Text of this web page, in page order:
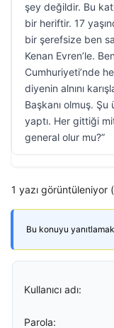
şey değildir. Bu
bir heriftir. 17
bir şerefsize ben
Kenan Evren’le.
Cumhuriyeti’nde
diyenin alnını
Başkanı olmuş. Şu
yaptı. Her gittiği
general olur mu?”
1 yazı görüntüleniyor
Bu konuyu
Kullanıcı adı:
Parola: